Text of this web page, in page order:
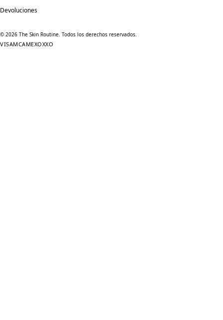
Devoluciones
© 2026 The Skin Routine. Todos los derechos reservados.
VISAMCAMEXOXXO